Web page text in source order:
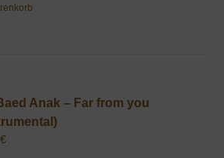
Anak – Far from you
€